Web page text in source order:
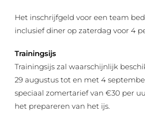
Het inschrijfgeld voor een team
inclusief diner op zaterdag voor 4
Trainingsijs
Trainingsijs zal waarschijnlijk
29 augustus tot en met 4
speciaal zomertarief van €30 per
het prepareren van het ijs.